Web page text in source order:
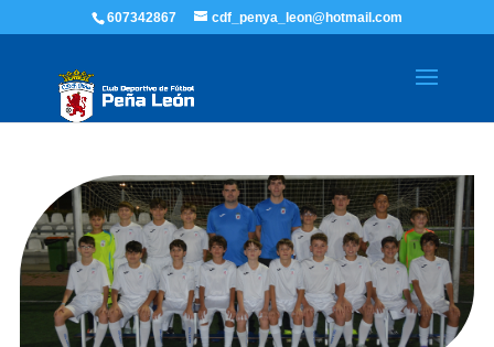
607342867 cdf_penya_leon@hotmail.com